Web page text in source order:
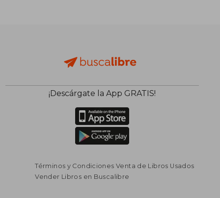
¡Descárgate la App GRATIS!
Términos y Condiciones Venta de Libros Usados
Vender Libros en Buscalibre